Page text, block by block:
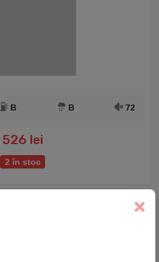
B B 72
526 lei
2 în stoc